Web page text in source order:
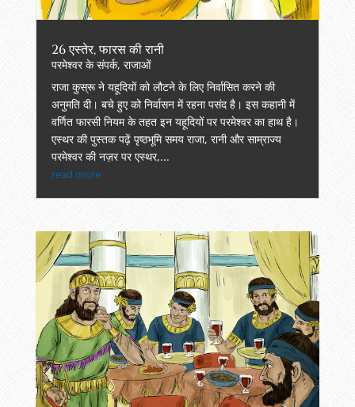
26 एस्तेर, फारस की रानी
परमेश्वर के संपर्क, राजाओं
राजा कुस्रू ने यहूदियों को लौटने के लिए निर्वासित करने की
अनुमति दी। बचे हुए को निर्वासन में रहना पसंद है। इस कहानी में
वर्णित फारसी नियम के तहत इन यहूदियों पर परमेश्वर का हाथ है।
एस्थर की पुस्तक पढ़ें पृष्ठभूमि समय राजा, रानी और साम्राज्य
परमेश्वर की नज़र पर एस्थर,...
read more